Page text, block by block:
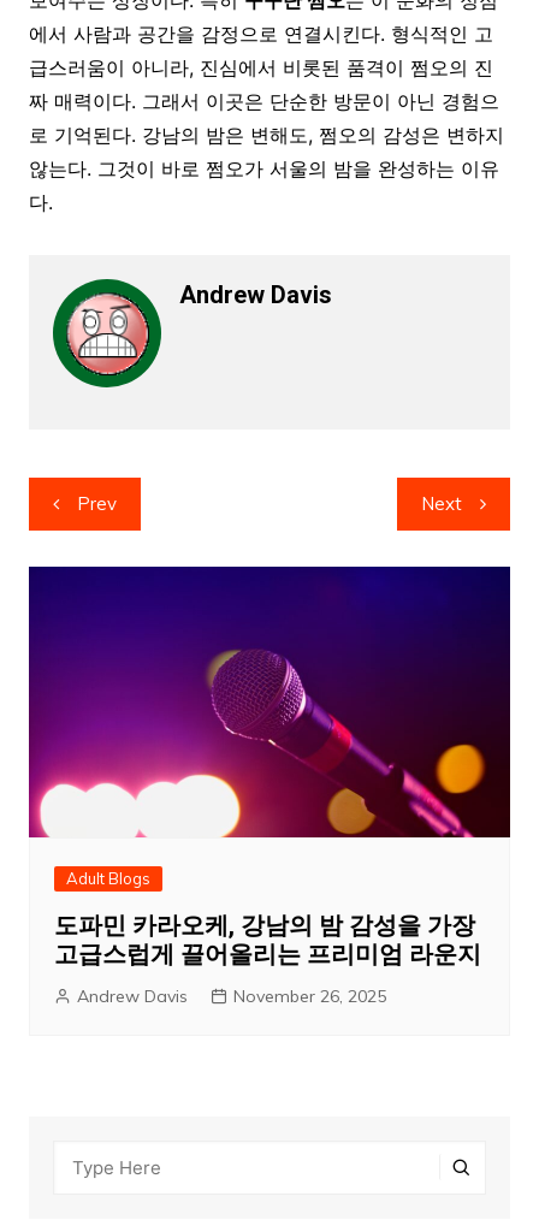
에서 사람과 공간을 감정으로 연결시킨다. 형식적인 고
급스러움이 아니라, 진심에서 비롯된 품격이 쩜오의 진
짜 매력이다. 그래서 이곳은 단순한 방문이 아닌 경험으
로 기억된다. 강남의 밤은 변해도, 쩜오의 감성은 변하지
않는다. 그것이 바로 쩜오가 서울의 밤을 완성하는 이유
다.
Andrew Davis
Post
navigation
Prev Next
Adult Blogs
도파민 카라오케, 강남의 밤 감성을 가장
고급스럽게 끌어올리는 프리미엄 라운지
Andrew Davis November 26, 2025